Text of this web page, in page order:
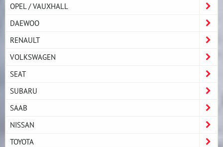
OPEL / VAUXHALL
DAEWOO
RENAULT
VOLKSWAGEN
SEAT
SUBARU
SAAB
NISSAN
TOYOTA